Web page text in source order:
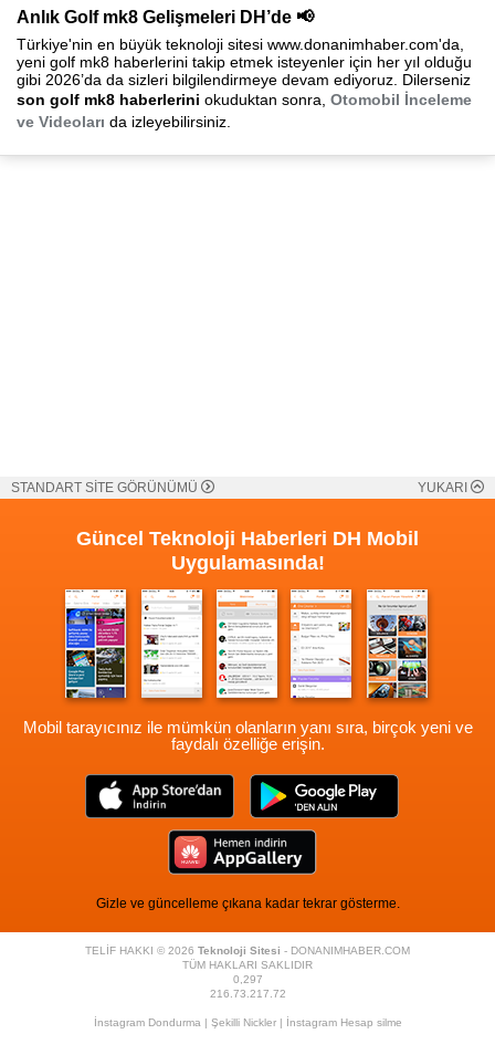
Anlık Golf mk8 Gelişmeleri DH’de 📢
Türkiye'nin en büyük teknoloji sitesi www.donanimhaber.com'da,
yeni golf mk8 haberlerini takip etmek isteyenler için her yıl olduğu
gibi 2026’da da sizleri bilgilendirmeye devam ediyoruz. Dilerseniz
son golf mk8 haberlerini okuduktan sonra, Otomobil İnceleme
ve Videoları da izleyebilirsiniz.
STANDART SİTE GÖRÜNÜMÜ YUKARI
Güncel Teknoloji Haberleri DH Mobil
Uygulamasında!
Mobil tarayıcınız ile mümkün olanların yanı sıra, birçok yeni ve
faydalı özelliğe erişin.
Gizle ve güncelleme çıkana kadar tekrar gösterme.
TELİF HAKKI © 2026 Teknoloji Sitesi - DONANIMHABER.COM
TÜM HAKLARI SAKLIDIR
0,297
216.73.217.72
İnstagram Dondurma | Şekilli Nickler| İnstagram Hesap silme